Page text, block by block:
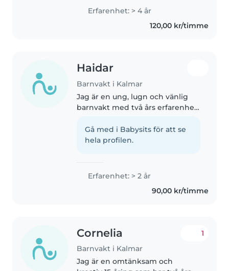
tycker om att rita, läsa högt och
spela med barnen. Jag är
bekväm med husdjur,..
Erfarenhet: > 4 år
120,00 kr/timme
Haidar
Barnvakt i Kalmar
Jag är en ung, lugn och vänlig
barnvakt med två års erfarenhet
år. Jag är bekväm med att
hantera barn med ADHD, astma
Gå med i Babysits för att se
hela profilen.
Erfarenhet: > 2 år
90,00 kr/timme
Cornelia
Barnvakt i Kalmar
1
Jag är en omtänksam och